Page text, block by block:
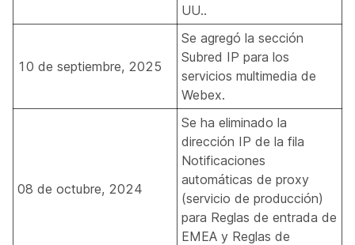
UU..
10 de septiembre, 2025
Se agregó la sección
Subred IP para los
servicios multimedia de
Webex.
08 de octubre, 2024
Se ha eliminado la
dirección IP de la fila
Notificaciones
automáticas de proxy
(servicio de producción)
para Reglas de entrada de
EMEA y Reglas de